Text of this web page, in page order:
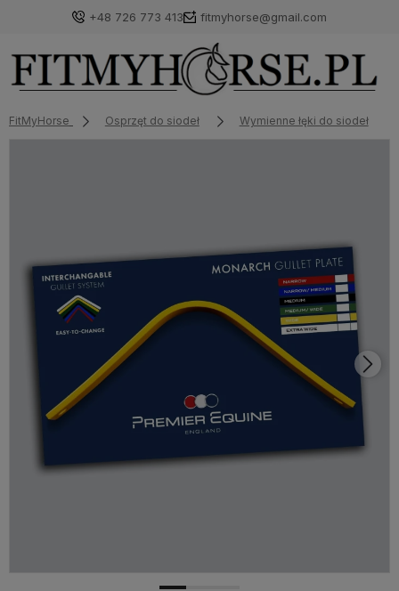
+48 726 773 413 fitmyhorse@gmail.com
FitMyHorse Osprzęt do siodeł Wymienne łęki do siodeł